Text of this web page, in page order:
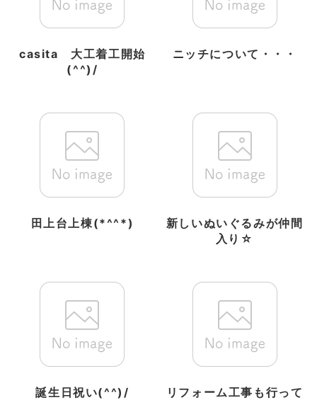
casita 大工着工開始
(^^)/
ニッチについて・・・
田上台上棟(*^^*)
新しいぬいぐるみが仲間
入り☆
誕生日祝い(^^)/
リフォーム工事も行って